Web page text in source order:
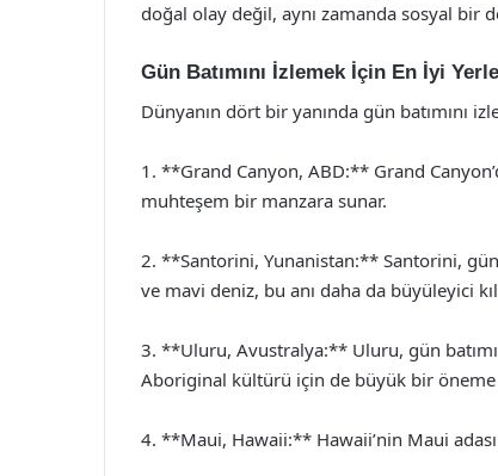
doğal olay değil, aynı zamanda sosyal bir
Gün Batımını İzlemek İçin En İyi
Dünyanın dört bir yanında gün batımını
1. **Grand Canyon, ABD:** Grand
muhteşem bir manzara sunar.
2. **Santorini, Yunanistan:** Santorini,
ve mavi deniz, bu anı daha da büyüleyici
3. **Uluru, Avustralya:** Uluru, gün
Aboriginal kültürü için de büyük bir öneme
4. **Maui, Hawaii:** Hawaii’nin Maui